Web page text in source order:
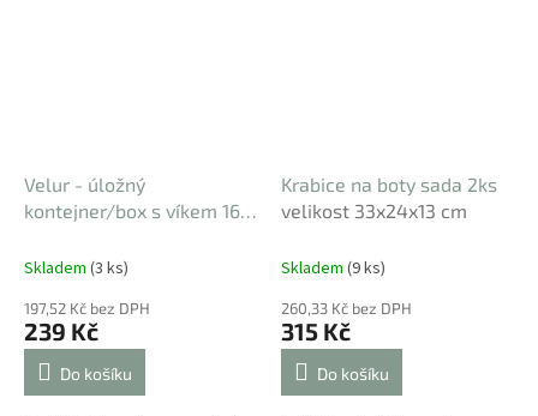
Velur - úložný
kontejner/box s víkem 16 l
Skladem (3 ks)
197,52 Kč bez DPH
239 Kč
Do košíku
Krabice na boty sada 2ks
velikost 33x24x13 cm
Skladem (9 ks)
260,33 Kč bez DPH
315 Kč
Do košíku